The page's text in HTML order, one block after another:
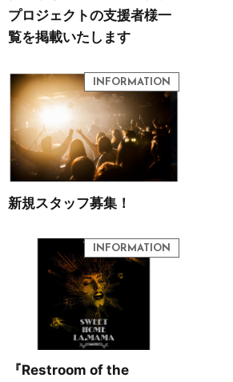
プロジェクトの支援者様一
覧を掲載いたします
新規スタッフ募集！
『Restroom of the